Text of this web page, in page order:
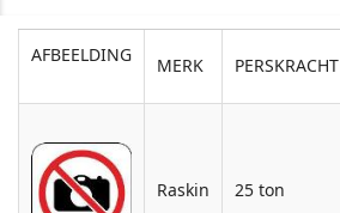
AFBEELDING MERK PERSKRACHT
Raskin 25 ton